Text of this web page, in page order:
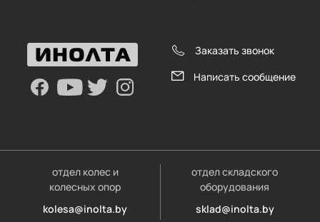
Заказать звонок
Написать сообщение
отдел колес и
колесных опор
kolesa@inolta.by
отдел складского
оборудования
sklad@inolta.by